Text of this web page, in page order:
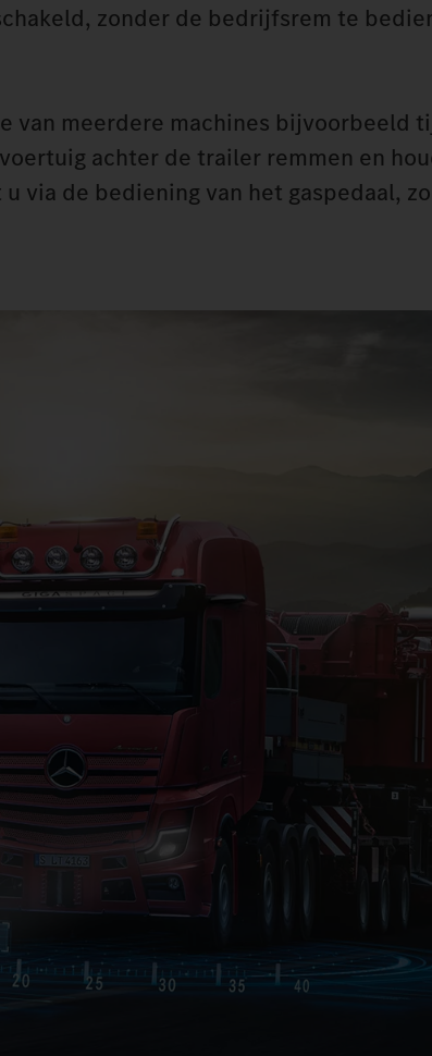
zonder de bedrijfsrem te
van meerdere machines bijvoorbeeld
achter de trailer remmen en
via de bediening van het gaspedaal,